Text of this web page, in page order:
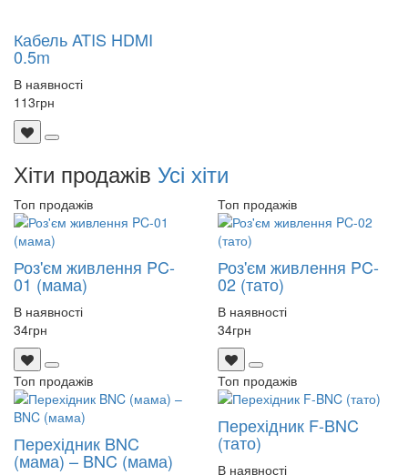
Кабель ATIS HDMI
0.5m
В наявності
113грн
Хіти продажів Усі хіти
Топ продажів
Роз'єм живлення PC-
01 (мама)
В наявності
34грн
Топ продажів
Роз'єм живлення PC-
02 (тато)
В наявності
34грн
Топ продажів
Перехідник BNC
(мама) – BNC (мама)
Топ продажів
Перехідник F-BNC
(тато)
В наявності